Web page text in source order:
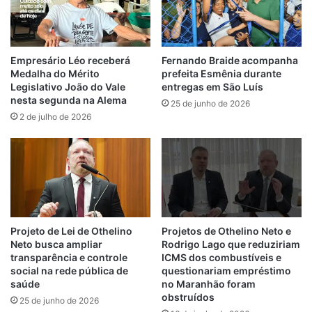
recursos, o que, em sua avaliação,
demandaria investigação por parte dos
órgãos competentes.
Além disso, o parlamentar criticou a gestão
municipal de Barão de Grajaú, apontando
um suposto distanciamento do prefeito em
segundo ele, haveria dedicação a projetos
políticos de maior alcance.
Outro ponto levantado por Bello foi a
projeção eleitoral atribuída a Gleydson
Rezende. O deputado questionou a
viabilidade de uma votação expressiva em
nível estadual, considerando o porte do
município administrado pelo prefeito, o que,
Empresário Léo receberá
Medalha do Mérito
Legislativo João do Vale
nesta segunda na Alema
2 de julho de 2026
Fernando Braide acompanha
prefeita Esmênia durante
entregas em São Luís
25 de junho de 2026
Projeto de Lei de Othelino
Neto busca ampliar
transparência e controle
social na rede pública de
saúde
25 de junho de 2026
Projetos de Othelino Neto e
Rodrigo Lago que reduziriam
ICMS dos combustíveis e
questionariam empréstimo
no Maranhão foram
obstruídos